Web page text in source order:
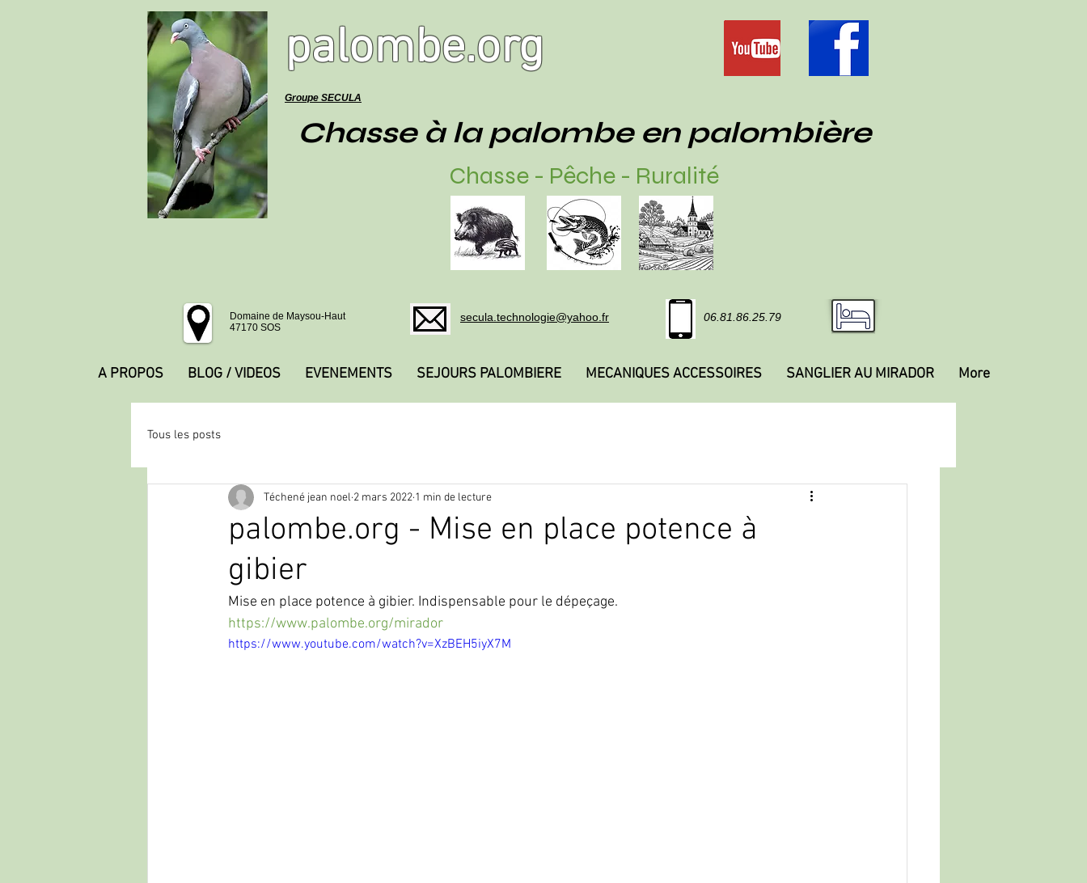
palombe.org
Groupe SECULA
Chasse à la palombe en palombière
Chasse - Pêche - Ruralité
Domaine de Maysou-Haut
47170 SOS
secula.technologie@yahoo.fr 06.81.86.25.79
A PROPOS BLOG / VIDEOS EVENEMENTS SEJOURS PALOMBIERE MECANIQUES ACCESSOIRES SANGLIER AU MIRADOR More
Tous les posts
palombe.org - Mise en place potence à
gibier
Téchené jean noel 2 mars 2022 1 min de lecture
Mise en place potence à gibier. Indispensable pour le dépeçage.
https://www.palombe.org/mirador
https://www.youtube.com/watch?v=XzBEH5iyX7M